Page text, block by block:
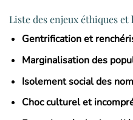
Liste des enjeux éthiques et
Gentrification et
Marginalisation des
Isolement social des
Choc culturel et